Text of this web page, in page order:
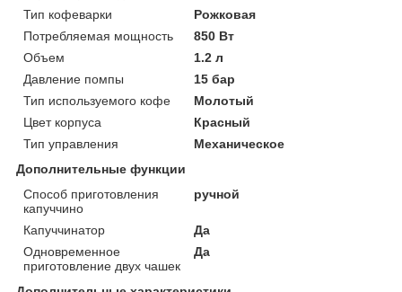
Тип кофеварки
Рожковая
Потребляемая мощность
850 Вт
Объем
1.2 л
Давление помпы
15 бар
Тип используемого кофе
Молотый
Цвет корпуса
Красный
Тип управления
Механическое
Дополнительные функции
Способ приготовления
капуччино
ручной
Капуччинатор
Да
Одновременное
приготовление двух чашек
Да